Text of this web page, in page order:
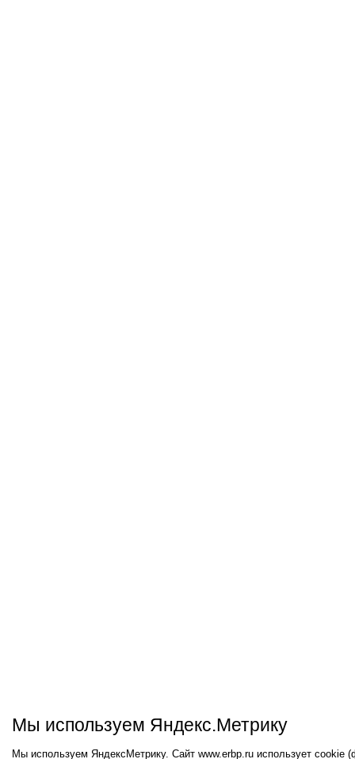
Мы используем Яндекс.Метрику
Мы используем ЯндексМетрику. Сайт www.erbp.ru использует